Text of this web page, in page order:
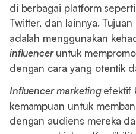
di berbagai platform seperti
Twitter, dan lainnya. Tujuan
adalah menggunakan
influenceruntuk
dengan cara yang otentik
Influencer marketingefektif
kemampuan untuk
dengan audiens mereka